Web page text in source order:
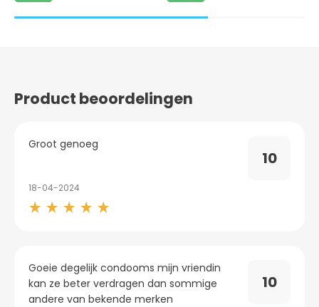
Product beoordelingen
10
Groot genoeg
18-04-2024
10
Goeie degelijk condooms mijn vriendin
kan ze beter verdragen dan sommige
andere van bekende merken